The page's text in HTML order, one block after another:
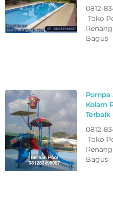
0812-
Toko
Bagus
Pompa
Kolam
Terbaik
0812-
Toko
Bagus